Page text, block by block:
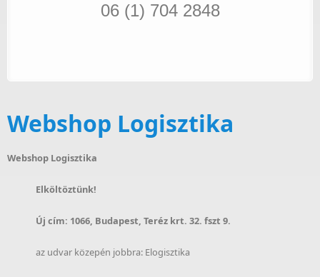
06 (1) 704 2848
Webshop Logisztika
Webshop Logisztika
Elköltöztünk!
Új cím: 1066, Budapest, Teréz krt. 32. fszt 9.
az udvar közepén jobbra: Elogisztika